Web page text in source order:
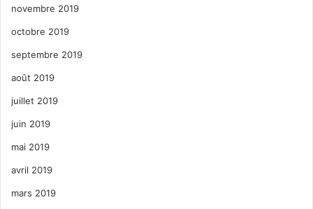
novembre 2019
octobre 2019
septembre 2019
août 2019
juillet 2019
juin 2019
mai 2019
avril 2019
mars 2019